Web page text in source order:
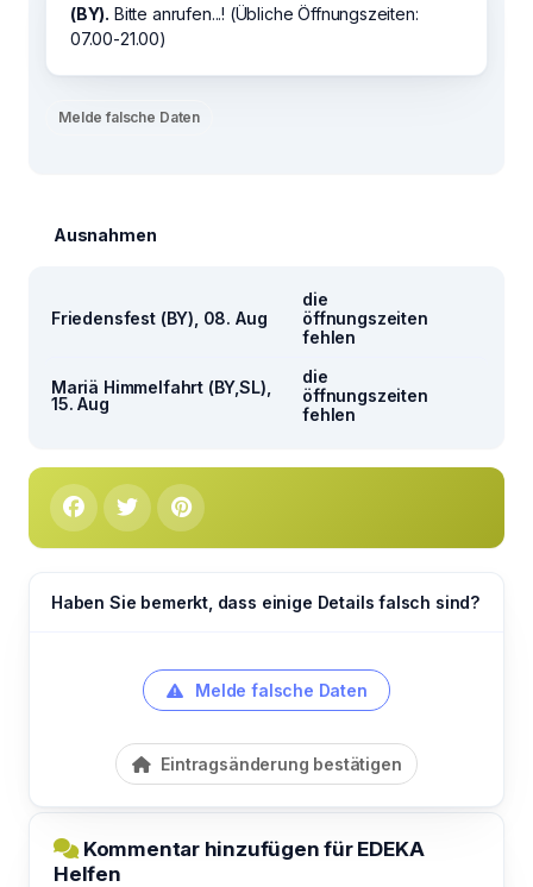
(BY). Bitte anrufen...! (Übliche Öffnungszeiten:
07.00-21.00)
Melde falsche Daten
Ausnahmen
Friedensfest (BY), 08. Aug
die
öffnungszeiten
fehlen
Mariä Himmelfahrt (BY,SL),
15. Aug
die
öffnungszeiten
fehlen
Haben Sie bemerkt, dass einige Details falsch sind?
Melde falsche Daten
Eintragsänderung bestätigen
Kommentar hinzufügen für EDEKA
Helfen